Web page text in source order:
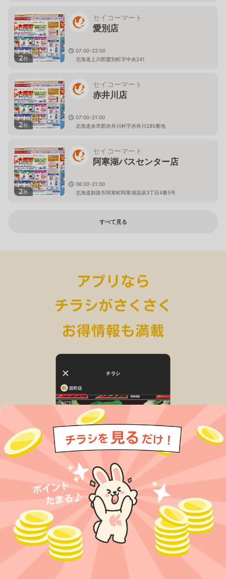
2枚
セイコーマート
愛別店
07:00-22:00
北海道上川郡愛別町字中央241
2枚
セイコーマート
赤井川店
07:00-21:00
北海道余市郡赤井川村字赤井川285番地
2枚
セイコーマート
阿寒湖バスセンター店
06:00-21:00
北海道釧路市阿寒町阿寒湖温泉3丁目4番5号
すべて見る